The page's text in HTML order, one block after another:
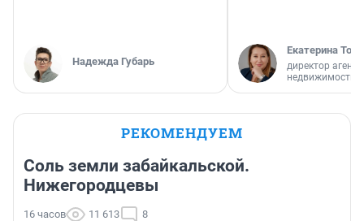
Надежда Губарь
Екатерина
директор
недвижимости
РЕКОМЕНДУЕМ
Соль земли забайкальской.
Нижегородцевы
16 часов 11 613 8